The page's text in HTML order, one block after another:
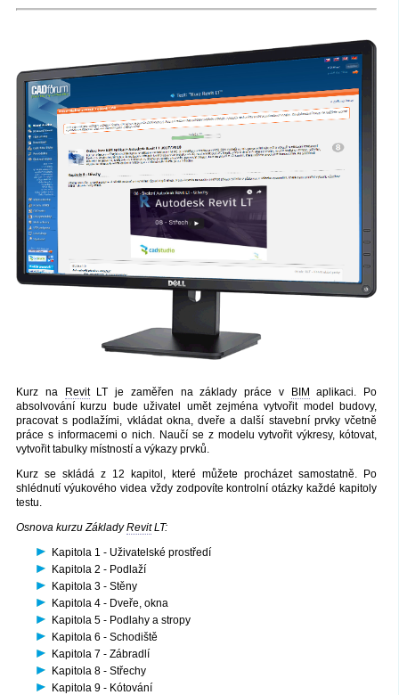
Kurz na RevitLT je zaměřen na základy práce v BIM
aplikaci. Po
absolvování kurzu bude uživatel umět zejména vytvořit model budovy,
pracovat s podlažími, vkládat okna, dveře a další stavební prvky včetně
práce s informacemi o nich. Naučí se z modelu vytvořit výkresy, kótovat,
vytvořit tabulky místností a výkazy prvků.
Kurz se skládá z 12 kapitol, které můžete procházet samostatně. Po
shlédnutí výukového videa vždy zodpovíte kontrolní otázky každé kapitoly
testu.
Osnova kurzu ZákladyRevitLT:
Kapitola 1 - Uživatelské prostředí
Kapitola 2 - Podlaží
Kapitola 3 - Stěny
Kapitola 4 - Dveře, okna
Kapitola 5 - Podlahy a stropy
Kapitola 6 - Schodiště
Kapitola 7 - Zábradlí
Kapitola 8 - Střechy
Kapitola 9 - Kótování